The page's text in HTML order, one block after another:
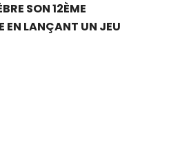
SON 12ÈME
EN LANÇANT UN JEU